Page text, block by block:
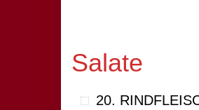
Salate
20.